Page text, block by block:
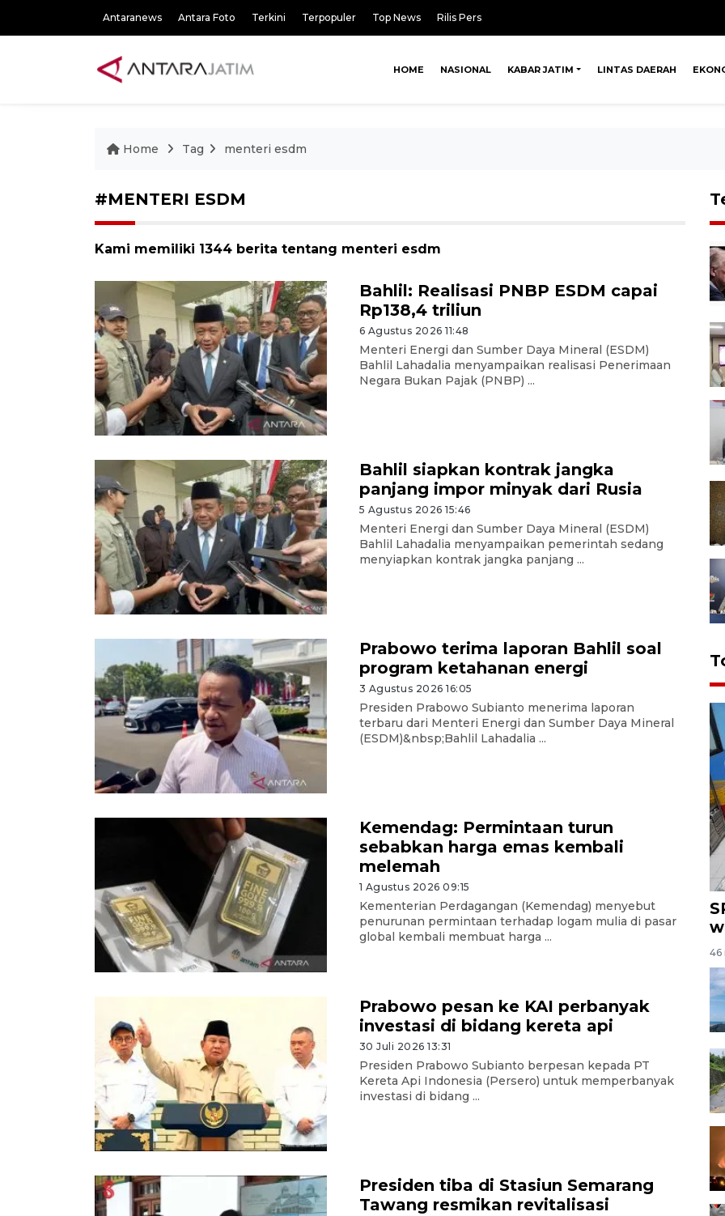
Antaranews Antara Foto Terkini Terpopuler Top News Rilis Pers
HOME NASIONAL KABAR JATIM LINTAS DAERAH
Home Tag menteri esdm
#MENTERI ESDM
Kami memiliki 1344 berita tentang menteri esdm
Bahlil: Realisasi PNBP ESDM capai
Rp138,4 triliun
6 Agustus 2026 11:48
Menteri Energi dan Sumber Daya Mineral (ESDM)
Bahlil Lahadalia menyampaikan realisasi Penerimaan
Negara Bukan Pajak (PNBP) ...
Bahlil siapkan kontrak jangka
panjang impor minyak dari Rusia
5 Agustus 2026 15:46
Menteri Energi dan Sumber Daya Mineral (ESDM)
Bahlil Lahadalia menyampaikan pemerintah sedang
menyiapkan kontrak jangka panjang ...
Prabowo terima laporan Bahlil soal
program ketahanan energi
3 Agustus 2026 16:05
Presiden Prabowo Subianto menerima laporan
terbaru dari Menteri Energi dan Sumber Daya Mineral
(ESDM)&nbsp;Bahlil Lahadalia ...
Kemendag: Permintaan turun
sebabkan harga emas kembali
melemah
1 Agustus 2026 09:15
Kementerian Perdagangan (Kemendag) menyebut
penurunan permintaan terhadap logam mulia di pasar
global kembali membuat harga ...
Prabowo pesan ke KAI perbanyak
investasi di bidang kereta api
30 Juli 2026 13:31
Presiden Prabowo Subianto berpesan kepada PT
Kereta Api Indonesia (Persero) untuk memperbanyak
investasi di bidang ...
Presiden tiba di Stasiun Semarang
Tawang resmikan revitalisasi
46